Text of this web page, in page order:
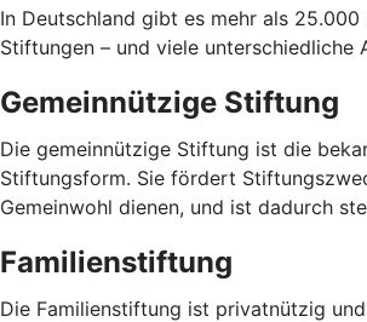
In Deutschland gibt es mehr als
Stiftungen – und viele unterschiedliche
Gemeinnützige Stiftung
Die gemeinnützige Stiftung ist die
Stiftungsform. Sie fördert
Gemeinwohl dienen, und ist dadurch
Familienstiftung
Die Familienstiftung ist privatnützig